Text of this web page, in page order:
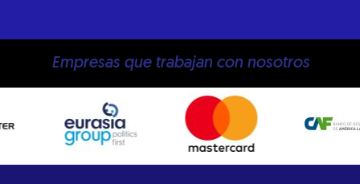
Empresas que trabajan con nosotros